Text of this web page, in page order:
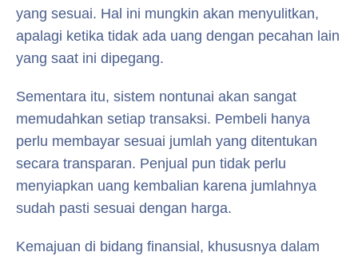
yang sesuai. Hal ini mungkin akan menyulitkan,
apalagi ketika tidak ada uang dengan pecahan lain
yang saat ini dipegang.
Sementara itu, sistem nontunai akan sangat
memudahkan setiap transaksi. Pembeli hanya
perlu membayar sesuai jumlah yang ditentukan
secara transparan. Penjual pun tidak perlu
menyiapkan uang kembalian karena jumlahnya
sudah pasti sesuai dengan harga.
Kemajuan di bidang finansial, khususnya dalam